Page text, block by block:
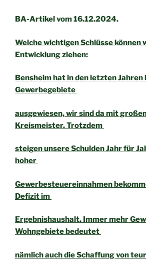
BA-Artikel vom 16.12.2024.
Welche wichtigen Schlüsse können
Entwicklung ziehen:
Bensheim hat in den letzten
Gewerbegebiete
ausgewiesen, wir sind da mit
Kreismeister. Trotzdem
steigen unsere Schulden Jahr für
hoher
Gewerbesteuereinnahmen
Defizit im
Ergebnishaushalt. Immer mehr
Wohngebiete bedeutet
nämlich auch die Schaffung von